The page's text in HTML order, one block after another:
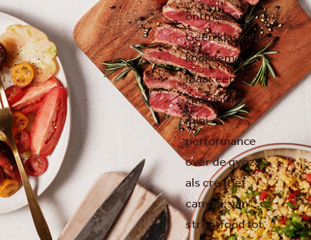
ontmoeten.
Geen klassieke
kookdemo,
maar een
zintuiglijke
mini-
performance
over de gyoza
als creatief
canvas: van
streetfood tot